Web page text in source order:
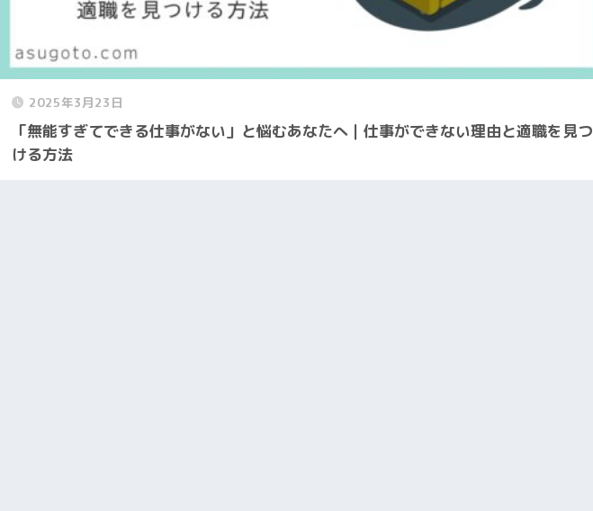
2025年3月23日
「無能すぎてできる仕事がない」と悩むあなたへ｜仕事ができない理由と適職を見つ
ける方法